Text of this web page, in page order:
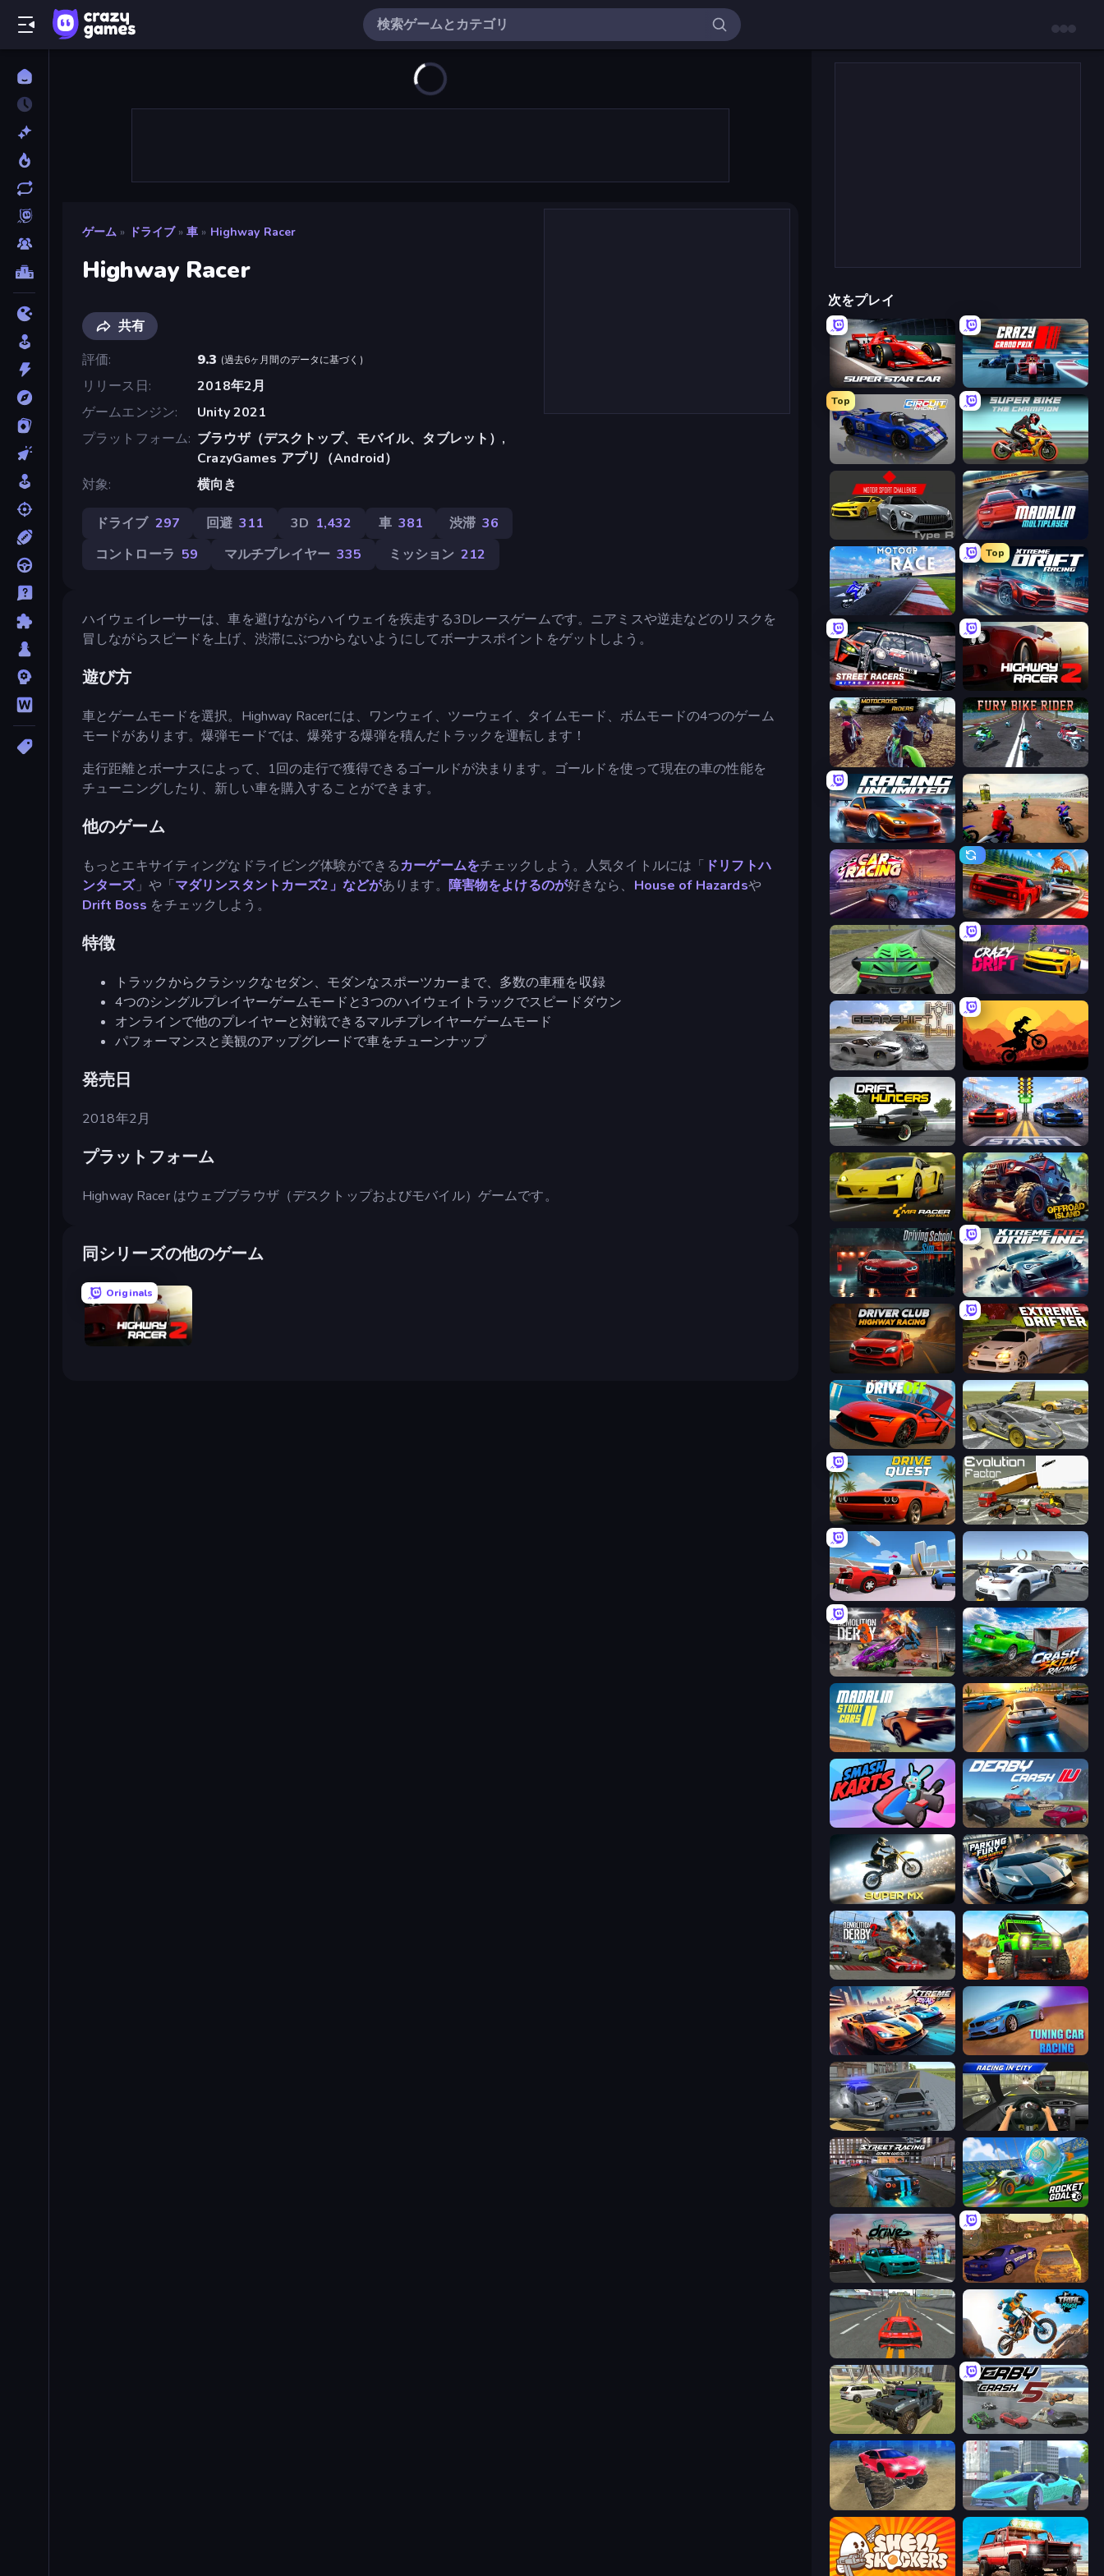
ゲーム » ドライブ » 車 » Highway Racer
Highway Racer
共有
評価
9.3 (過去6ヶ月間のデータに基づく )
リリース日
2018年2月
ゲームエンジン
Unity 2021
プラットフォーム ブラウザ（デスクトップ、モバイル、タブレット）,
CrazyGames アプリ（Android）
対象
横向き
ドライブ 297 回避 311 3D 1,432 車 381 渋滞 36
コントローラ 59 マルチプレイヤー 335 ミッション 212
ハイウェイレーサーは、車を避けながらハイウェイを疾走する3Dレースゲームです。ニアミスや逆走などのリスクを
冒しながらスピードを上げ、渋滞にぶつからないようにしてボーナスポイントをゲットしよう。
遊び方
車とゲームモードを選択。Highway Racerには、ワンウェイ、ツーウェイ、タイムモード、ボムモードの4つのゲーム
モードがあります。爆弾モードでは、爆発する爆弾を積んだトラックを運転します！
走行距離とボーナスによって、1回の走行で獲得できるゴールドが決まります。ゴールドを使って現在の車の性能を
チューニングしたり、新しい車を購入することができます。
他のゲーム
もっとエキサイティングなドライビング体験ができるカーゲームをチェックしよう。人気タイトルには「 ドリフトハ
ンターズ」や「マダリンスタントカーズ2」などがあります。 障害物をよけるのが好きなら、 House of Hazardsや
Drift Boss をチェックしよう。
特徴
トラックからクラシックなセダン、モダンなスポーツカーまで、多数の車種を収録
4つのシングルプレイヤーゲームモードと3つのハイウェイトラックでスピードダウン
オンラインで他のプレイヤーと対戦できるマルチプレイヤーゲームモード
パフォーマンスと美観のアップグレードで車をチューンナップ
発売日
2018年2月
プラットフォーム
Highway Racer はウェブブラウザ（デスクトップおよびモバイル）ゲームです。
同シリーズの他のゲーム
Originals
Highway Racer 2
次をプレイ
Super Star Car Crazy Grand Prix
Top
Circuit Racing Super Bike The Champion
Motor Sport Challenge Type R
MotoGP: Motocross Race
Top
Xtreme DRIFT Racing
Street Racers Nitro Extreme Highway Racer 2
MotoCross Riders Fury Bike Rider
Racing Unlimited Super MX - The Champion
Car Games: Car Racing Game Racing: Online!
Speed Racing Pro 2 Crazy Drift
Gearshift One Sunset Bike Racing
Drift Hunters Street Racer 2
Mr. Racer - Car Racing Offroad Island
Driving School Simulator Xtreme City Drifting
Driver Club: Highway Racing Extreme Drifter
DriveOff Wrong Way
Drive Quest Evolution Factor
DashCraft.io
Demolition Derby 3 Crash Skill Racing
Madalin Stunt Cars 2 Asphalt Rush
Smash Karts Derby Crash 4
Super MX - Last Season Parking Fury 3D: Side Hustle
Demolition Derby 2 Offroad Life 3D
Xtreme Rivals: Car Racing Tuning Car Racing
RCC City Racing Racing in City
RocketGoal.io
RealDrive Dirt Rally Driver HD
Modern Car Racing 2 Trial Mania
4x4 Offroader Derby Crash 5
Real City Driver